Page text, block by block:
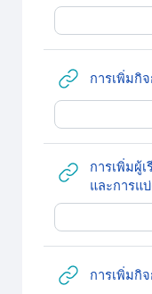
การเพิ่มกิ
การเพิ่มผู้
และการแ
การเพิ่มกิ